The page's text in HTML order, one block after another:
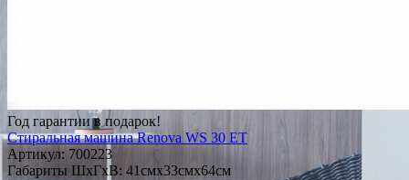
Год гарантии в подарок!
Стиральная машина Renova WS 30 ЕТ
Артикул: 700223
Габариты ШxГxВ: 41смx33смx64см